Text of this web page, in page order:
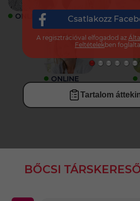
ONLINE ONLINE
ONLINE
Tartalom
BŐCSI
Csatlakozz
A regisztrációval elfogadod az
Feltételekben